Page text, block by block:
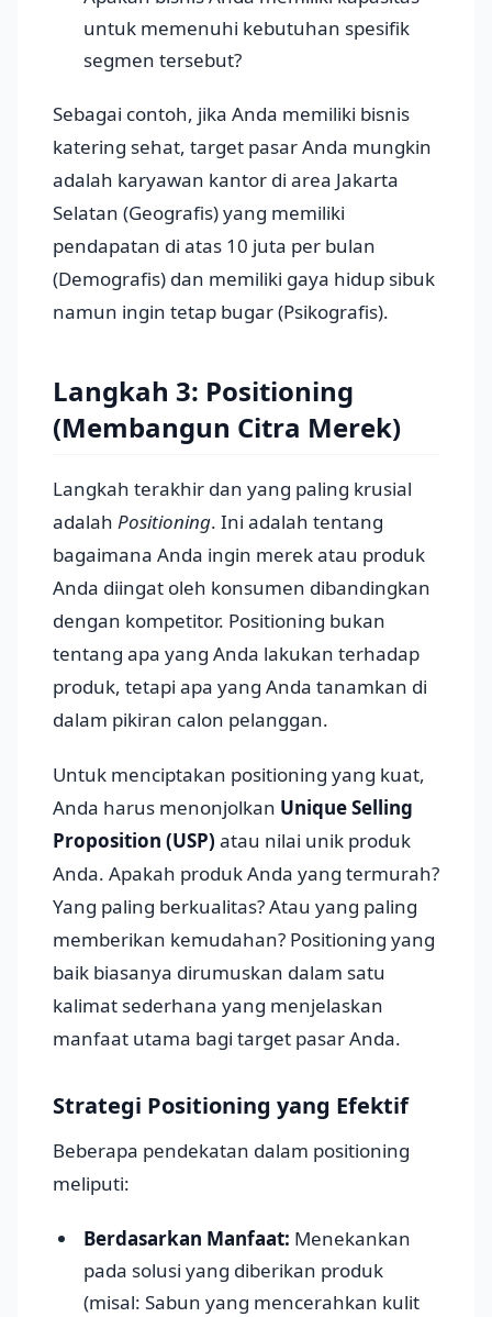
untuk memenuhi kebutuhan spesifik
segmen tersebut?
Sebagai contoh, jika Anda memiliki bisnis
katering sehat, target pasar Anda mungkin
adalah karyawan kantor di area Jakarta
Selatan (Geografis) yang memiliki
pendapatan di atas 10 juta per bulan
(Demografis) dan memiliki gaya hidup sibuk
namun ingin tetap bugar (Psikografis).
Langkah 3: Positioning
(Membangun Citra Merek)
Langkah terakhir dan yang paling krusial
adalah Positioning. Ini adalah tentang
bagaimana Anda ingin merek atau produk
Anda diingat oleh konsumen dibandingkan
dengan kompetitor. Positioning bukan
tentang apa yang Anda lakukan terhadap
produk, tetapi apa yang Anda tanamkan di
dalam pikiran calon pelanggan.
Untuk menciptakan positioning yang kuat,
Anda harus menonjolkan Unique Selling
Proposition (USP) atau nilai unik produk
Anda. Apakah produk Anda yang termurah?
Yang paling berkualitas? Atau yang paling
memberikan kemudahan? Positioning yang
baik biasanya dirumuskan dalam satu
kalimat sederhana yang menjelaskan
manfaat utama bagi target pasar Anda.
Strategi Positioning yang Efektif
Beberapa pendekatan dalam positioning
meliputi:
Berdasarkan Manfaat: Menekankan
pada solusi yang diberikan produk
(misal: Sabun yang mencerahkan kulit